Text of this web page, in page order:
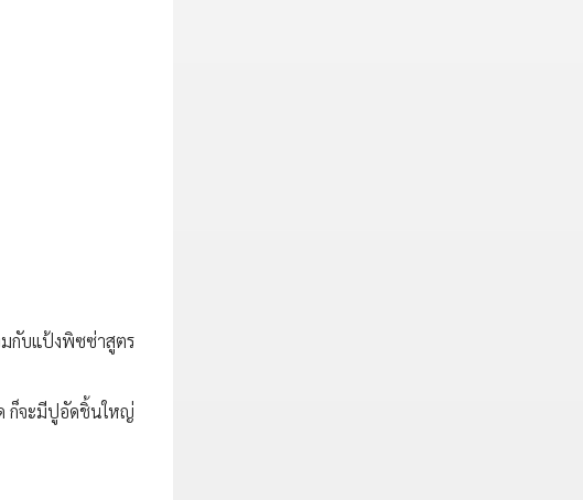
มกับแป้งพิซซ่าสูตร
ก็จะมีปูอัดชิ้นใหญ่